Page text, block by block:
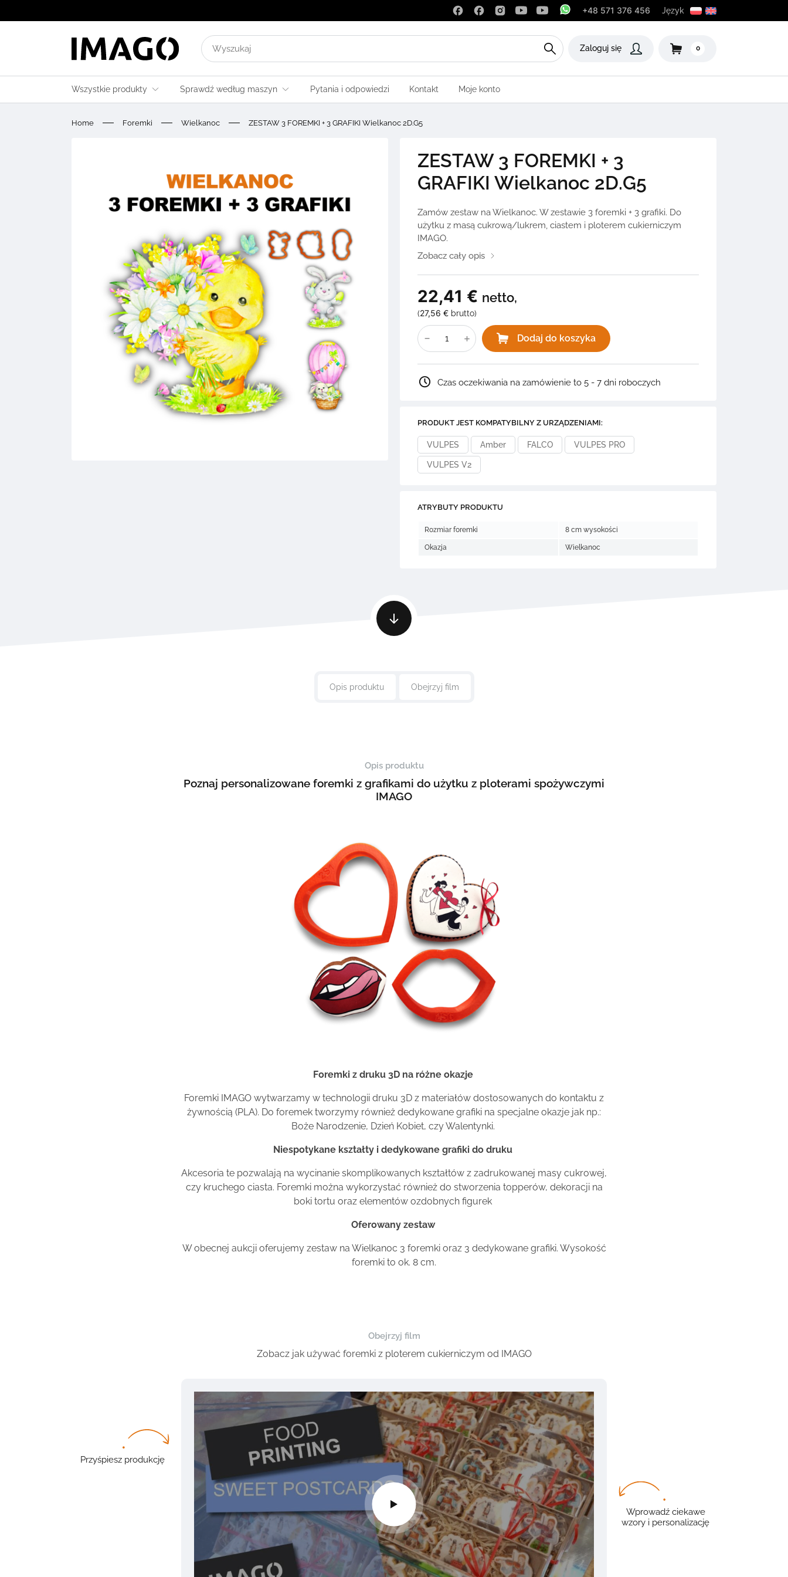
+48 571 376 456 Język
Wyszukaj
wyniki
Zaloguj się 0
Wszystkie produkty Sprawdź według maszyn Pytania i odpowiedzi Kontakt Moje konto
Home Foremki Wielkanoc ZESTAW 3 FOREMKI + 3 GRAFIKI Wielkanoc 2D.G5
ZESTAW 3 FOREMKI + 3
GRAFIKI Wielkanoc 2D.G5
Zamów zestaw na Wielkanoc. W zestawie 3 foremki + 3 grafiki. Do
użytku z masą cukrową/lukrem, ciastem i ploterem cukierniczym
IMAGO.
Zobacz cały opis
22,41 € netto,
(27,56 € brutto)
ilość
ZESTAW
3
FOREMKI
3
GRAFIKI
Wielkanoc
2D.G5
Dodaj do koszyka
Czas oczekiwania na zamówienie to 5 - 7 dni roboczych
PRODUKT JEST KOMPATYBILNY Z URZĄDZENIAMI:
VULPES Amber FALCO VULPES PRO
VULPES V2
ATRYBUTY PRODUKTU
Rozmiar foremki 8 cm wysokości
Okazja Wielkanoc
Opis produktu Obejrzyj film
Opis produktu
Poznaj personalizowane foremki z grafikami do użytku z ploterami spożywczymi
IMAGO
Foremki z druku 3D na różne okazje
Foremki IMAGO wytwarzamy w technologii druku 3D z materiałów dostosowanych do kontaktu z
żywnością (PLA). Do foremek tworzymy również dedykowane grafiki na specjalne okazje jak np.:
Boże Narodzenie, Dzień Kobiet, czy Walentynki.
Niespotykane kształty i dedykowane grafiki do druku
Akcesoria te pozwalają na wycinanie skomplikowanych kształtów z zadrukowanej masy cukrowej,
czy kruchego ciasta. Foremki można wykorzystać również do stworzenia topperów, dekoracji na
boki tortu oraz elementów ozdobnych figurek
Oferowany zestaw
W obecnej aukcji oferujemy zestaw na Wielkanoc 3 foremki oraz 3 dedykowane grafiki. Wysokość
foremki to ok. 8 cm.
Obejrzyj film
Zobacz jak używać foremki z ploterem cukierniczym od IMAGO
Przyśpiesz produkcję
Wprowadź ciekawe
wzory i personalizację